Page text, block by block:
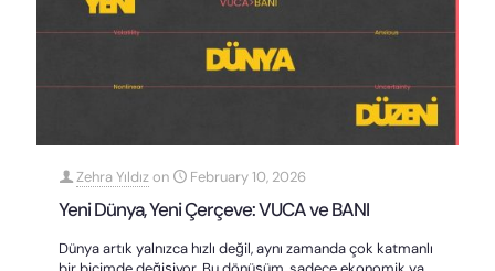
Zehra Yıldızon February 10, 2026
Yeni Dünya, Yeni Çerçeve: VUCA ve BANI
Dünya artık yalnızca hızlı değil, aynı zamanda çok katmanlı